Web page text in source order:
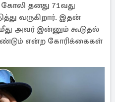
தனது 71வது
வருகிறார். இதன்
அவர் இன்னும் கூடுதல்
என்ற கோரிக்கைகள்